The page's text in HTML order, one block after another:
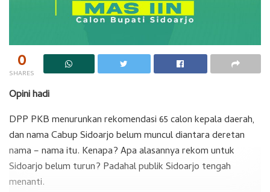
0
SHARES
Opini hadi
DPP PKB menurunkan rekomendasi 65 calon kepala daerah,
dan nama Cabup Sidoarjo belum muncul diantara deretan
nama – nama itu. Kenapa? Apa alasannya rekom untuk
Sidoarjo belum turun? Padahal publik Sidoarjo tengah
menanti.